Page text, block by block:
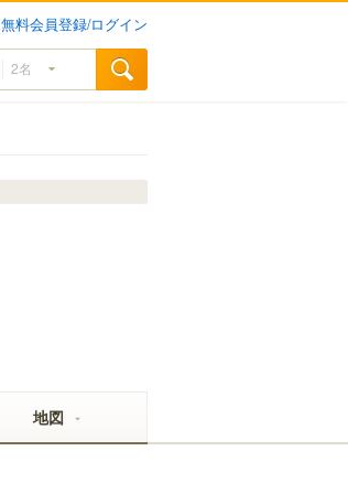
無料会員登録/ログイン
地図